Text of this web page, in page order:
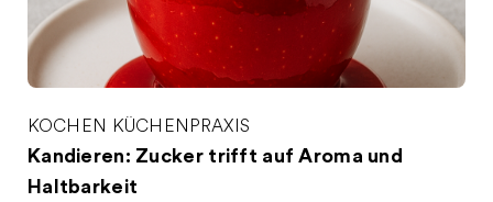
KOCHEN KÜCHENPRAXIS
Kandieren: Zucker trifft auf Aroma und
Haltbarkeit